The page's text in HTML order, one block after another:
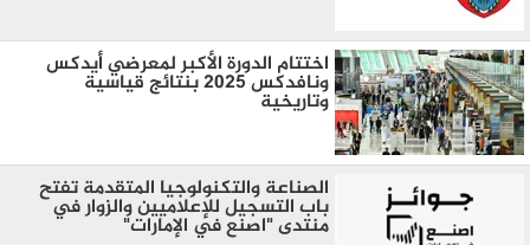
اختتام الدورة الأكبر لمعرضي أيدكس
ونافدكس 2025 بنتائج قياسية
وتاريخية
الصناعة والتكنولوجيا المتقدمة تفتح
باب التسجيل للإعلاميين والزوار في
منتدى "اصنع في الإمارات"